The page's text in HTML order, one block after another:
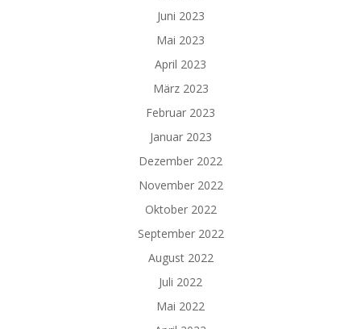
Juni 2023
Mai 2023
April 2023
März 2023
Februar 2023
Januar 2023
Dezember 2022
November 2022
Oktober 2022
September 2022
August 2022
Juli 2022
Mai 2022